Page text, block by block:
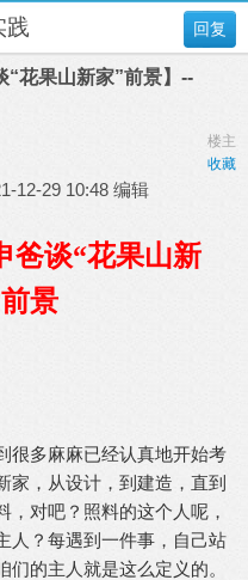
回复
践
“花果山新家”前景】--
楼主
收藏
12-29 10:48 编辑
爸谈“花果山新
景
很多麻麻已经认真地开始考
家，从设计，到建造，直到
，对吧？照料的这个人呢，
人？每遇到一件事，自己站
的主人就是这么定义的。